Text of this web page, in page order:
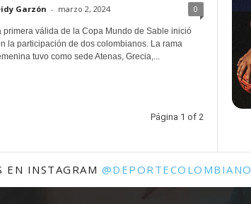
Garzón - marzo 2, 2024 0
primera válida de la Copa Mundo de Sable inició
la participación de dos colombianos. La rama
tuvo como sede Atenas, Grecia,...
Página 1 of 2
EN INSTAGRAM @DEPORTECOLOMBIANO